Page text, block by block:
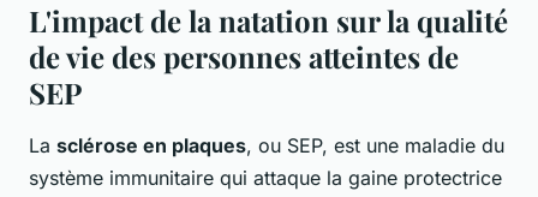
L'impact de la natation sur la qualité
de vie des personnes atteintes de
SEP
La sclérose en plaques, ou SEP, est une maladie du
système immunitaire qui attaque la gaine protectrice